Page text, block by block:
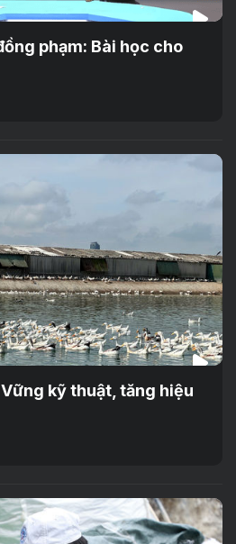
phạm: Bài học cho
kỹ thuật, tăng hiệu